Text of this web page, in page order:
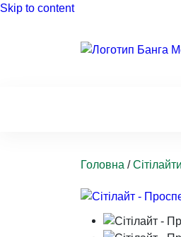
Skip to content
Головна /Сітілайти